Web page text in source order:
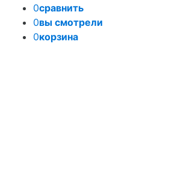
0сравнить
0вы смотрели
0корзина